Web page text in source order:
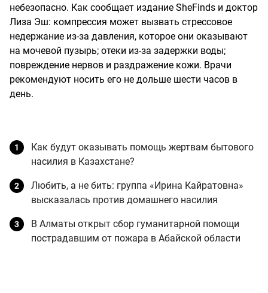
небезопасно. Как сообщает издание SheFinds и доктор
Лиза Эш: компрессия может вызвать стрессовое
недержание из-за давления, которое они оказывают
на мочевой пузырь; отеки из-за задержки воды;
повреждение нервов и раздражение кожи. Врачи
рекомендуют носить его не дольше шести часов в
день.
Как будут оказывать помощь жертвам бытового
насилия в Казахстане?
Любить, а не бить: группа «Ирина Кайратовна»
высказалась против домашнего насилия
В Алматы открыт сбор гуманитарной помощи
пострадавшим от пожара в Абайской области